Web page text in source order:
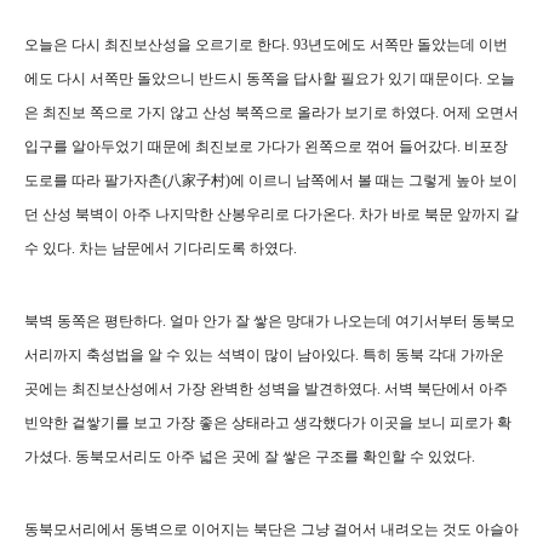
오늘은 다시 최진보산성을 오르기로 한다. 93년도에도 서쪽만 돌았는데 이번
에도 다시 서쪽만 돌았으니 반드시 동쪽을 답사할 필요가 있기 때문이다. 오늘
은 최진보 쪽으로 가지 않고 산성 북쪽으로 올라가 보기로 하였다. 어제 오면서
입구를 알아두었기 때문에 최진보로 가다가 왼쪽으로 꺾어 들어갔다. 비포장
도로를 따라 팔가자촌(八家子村)에 이르니 남쪽에서 볼 때는 그렇게 높아 보이
던 산성 북벽이 아주 나지막한 산봉우리로 다가온다. 차가 바로 북문 앞까지 갈
수 있다. 차는 남문에서 기다리도록 하였다.
북벽 동쪽은 평탄하다. 얼마 안가 잘 쌓은 망대가 나오는데 여기서부터 동북모
서리까지 축성법을 알 수 있는 석벽이 많이 남아있다. 특히 동북 각대 가까운
곳에는 최진보산성에서 가장 완벽한 성벽을 발견하였다. 서벽 북단에서 아주
빈약한 겉쌓기를 보고 가장 좋은 상태라고 생각했다가 이곳을 보니 피로가 확
가셨다. 동북모서리도 아주 넓은 곳에 잘 쌓은 구조를 확인할 수 있었다.
동북모서리에서 동벽으로 이어지는 북단은 그냥 걸어서 내려오는 것도 아슬아